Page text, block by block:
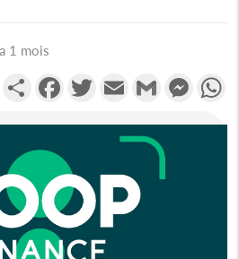
1 mois
PartagerFacebookTwitterEmail Gmail